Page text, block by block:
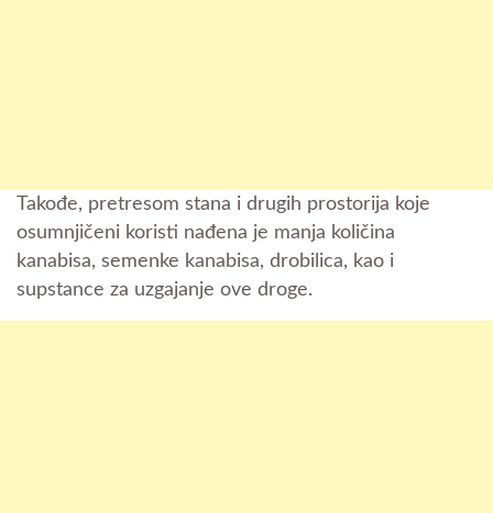
Takođe, pretresom stana i drugih prostorija koje
osumnjičeni koristi nađena je manja količina
kanabisa, semenke kanabisa, drobilica, kao i
supstance za uzgajanje ove droge.